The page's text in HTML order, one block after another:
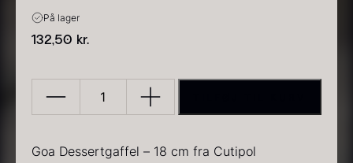
132,50 kr.
På lager
-
Goa Dessertgaffel – 18 cm fra Cutipol